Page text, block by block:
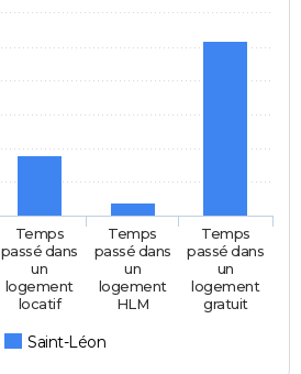
Saint-Léon
Temps
passé dans
un
logement
locatif
Temps
passé dans
un
logement
HLM
Temps
passé dans
un
logement
gratuit